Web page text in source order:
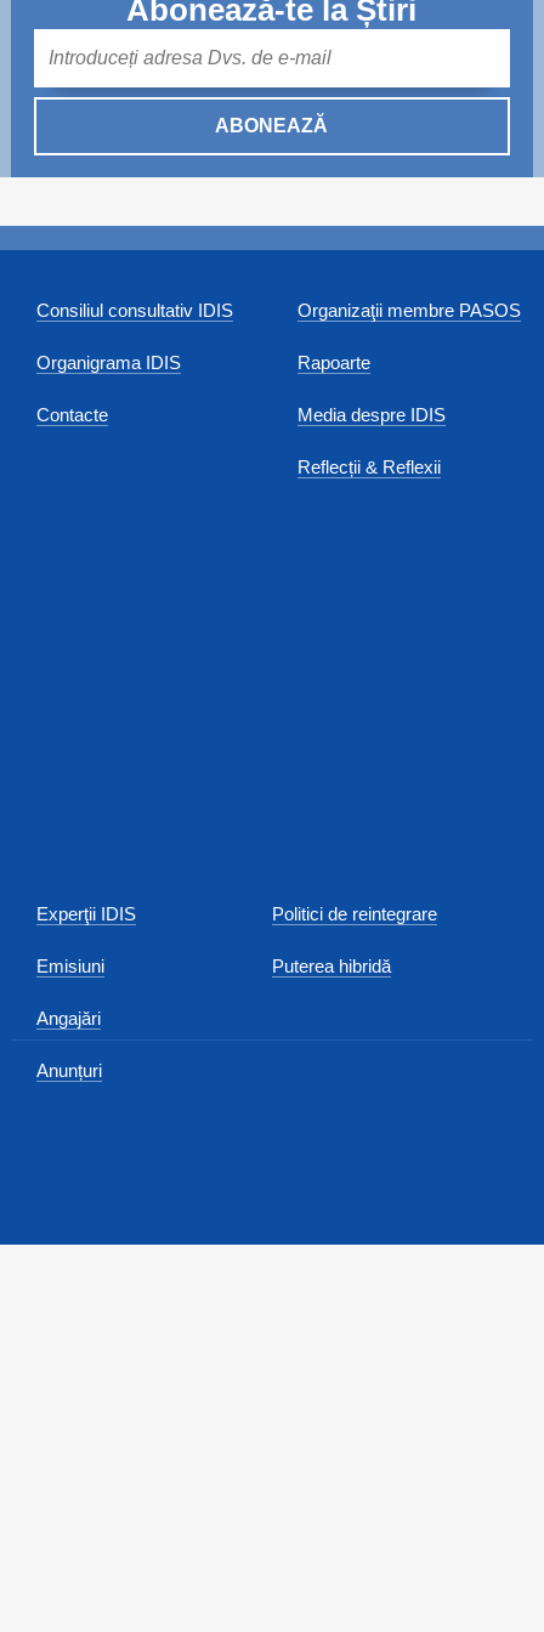
Abonează-te la Știri
ABONEAZĂ
Consiliul consultativ IDIS
Organigrama IDIS
Contacte
Organizaţii membre PASOS
Rapoarte
Media despre IDIS
Reflecții & Reflexii
Experţii IDIS
Emisiuni
Angajări
Anunțuri
Politici de reintegrare
Puterea hibridă